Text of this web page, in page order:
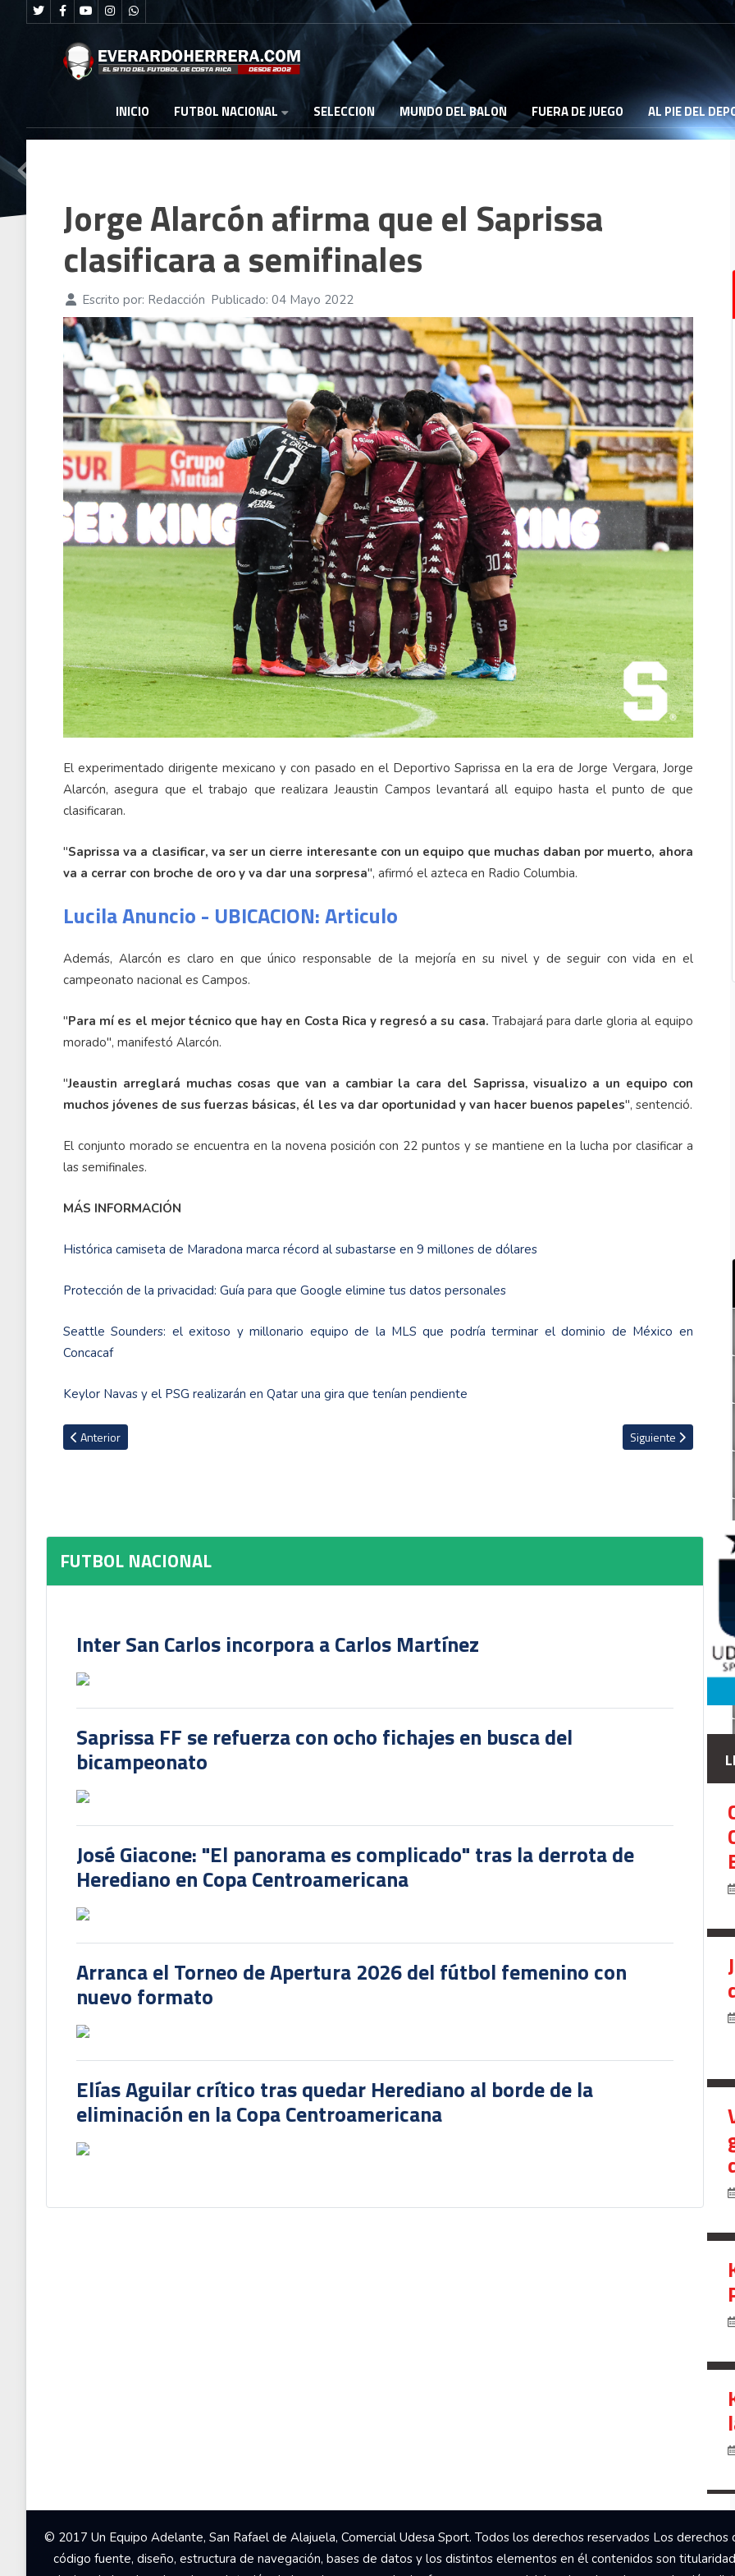
INICIO FUTBOL NACIONAL SELECCION MUNDO DEL BALON FUERA DE JUEGO AL PIE DEL
Jorge Alarcón afirma que el Saprissa
clasificara a semifinales
Escrito por: Redacción Publicado: 04 Mayo 2022
El experimentado dirigente mexicano y con pasado en el Deportivo Saprissa en la era de Jorge Vergara, Jorge
Alarcón, asegura que el trabajo que realizara Jeaustin Campos levantará all equipo hasta el punto de que
"Saprissa va a clasificar, va ser un cierre interesante con un equipo que muchas daban por muerto, ahora
Además, Alarcón es claro en que único responsable de la mejoría en su nivel y de seguir con vida en el
"Para mí es el mejor técnico que hay en Costa Rica y regresó a su casa.
"Jeaustin arreglará muchas cosas que van a cambiar la cara del Saprissa, visualizo a un equipo con
El conjunto morado se encuentra en la novena posición con 22 puntos y se mantiene en la lucha por clasificar a
Seattle Sounders: el exitoso y millonario equipo de la MLS que podría terminar el dominio de México en
Artículo siguiente:
FUTBOL NACIONAL
Inter San Carlos incorpora a Carlos Martínez
Saprissa FF se refuerza con ocho fichajes en busca del
bicampeonato
José Giacone: "El panorama es complicado" tras la derrota de
Herediano en Copa Centroamericana
Arranca el Torneo de Apertura 2026 del fútbol femenino con
nuevo formato
Elías Aguilar crítico tras quedar Herediano al borde de la
eliminación en la Copa Centroamericana
© 2017 Un Equipo Adelante, San Rafael de Alajuela, Comercial Udesa Sport. Todos los derechos reservados Los